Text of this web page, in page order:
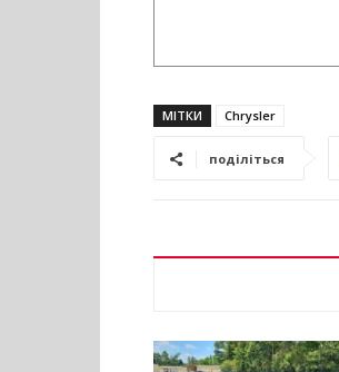
МІТКИ Chrysler
поділіться